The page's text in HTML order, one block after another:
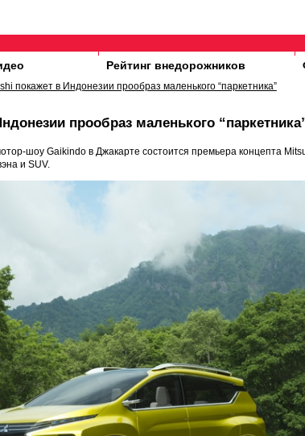
Рейтинг внедорожников
покажет в Индонезии прообраз маленького “паркетника”
прообраз маленького
шоу Gaikindo в Джакарте состоится премьера концепта
и SUV.